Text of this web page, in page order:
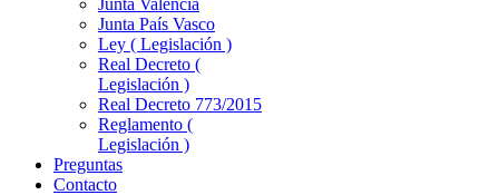
Junta Valencia
Junta País Vasco
Ley ( Legislación )
Real Decreto (
Legislación )
Real Decreto 773/2015
Reglamento (
Legislación )
Preguntas
Contacto